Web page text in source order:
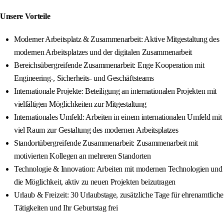
Unsere Vorteile
Moderner Arbeitsplatz & Zusammenarbeit: Aktive Mitgestaltung des
modernen Arbeitsplatzes und der digitalen Zusammenarbeit
Bereichsübergreifende Zusammenarbeit: Enge Kooperation mit
Engineering-, Sicherheits- und Geschäftsteams
Internationale Projekte: Beteiligung an internationalen Projekten mit
vielfältigen Möglichkeiten zur Mitgestaltung
Internationales Umfeld: Arbeiten in einem internationalen Umfeld mit
viel Raum zur Gestaltung des modernen Arbeitsplatzes
Standortübergreifende Zusammenarbeit: Zusammenarbeit mit
motivierten Kollegen an mehreren Standorten
Technologie & Innovation: Arbeiten mit modernen Technologien und
die Möglichkeit, aktiv zu neuen Projekten beizutragen
Urlaub & Freizeit: 30 Urlaubstage, zusätzliche Tage für ehrenamtliche
Tätigkeiten und Ihr Geburtstag frei